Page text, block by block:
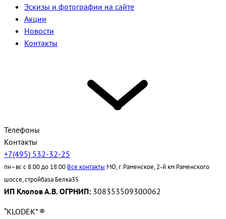
Эскизы и фотографии на сайте
Акции
Новости
Контакты
Телефоны
Контакты
+7(495) 532-32-25
пн–вс с 8:00 до 18:00 Все контакты МО, г. Раменское, 2-й км Раменского
шоссе, стройбаза Белка35
ИП Клопов А.В. ОГРНИП: 308353509300062
“KLODEK” ®